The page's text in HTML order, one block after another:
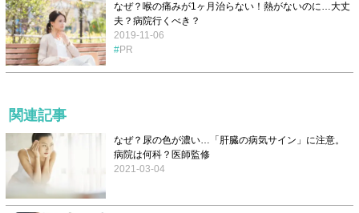
なぜ？喉の痛みが1ヶ月治らない！熱がないのに…大丈
夫？病院行くべき？
2019-11-06
PR
関連記事
なぜ？尿の色が濃い…「肝臓の病気サイン」に注意。
病院は何科？医師監修
2021-03-04